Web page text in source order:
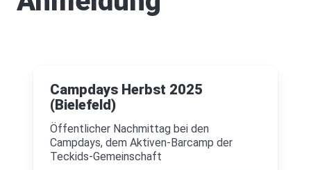
Campdays Herbst 2025
(Bielefeld)
Öffentlicher Nachmittag bei den
Campdays, dem Aktiven-Barcamp der
Teckids-Gemeinschaft